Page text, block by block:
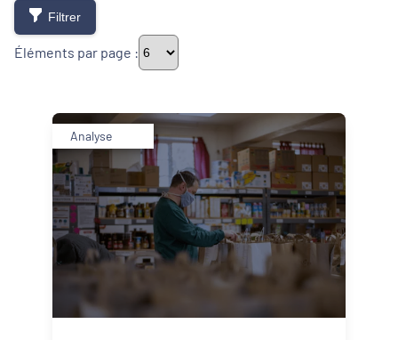
Filtrer
Éléments par page :
Thématiques
Démarches alimentaires de territoire
Développement territorial
Inclusion numérique
Politique de la ville
Analyse